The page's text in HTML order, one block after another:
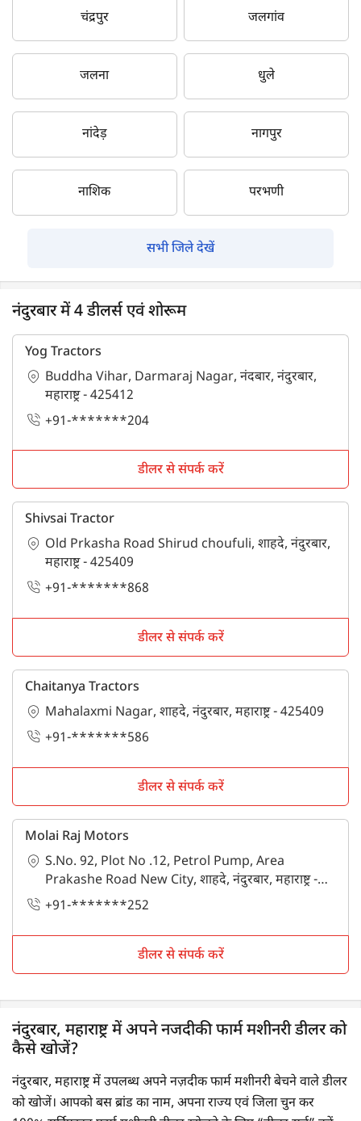
चंद्रपुर जलगांव
जलना धुले
नांदेड़ नागपुर
नाशिक परभणी
सभी जिले देखें
नंदुरबार में 4 डीलर्स एवं शोरूम
Yog Tractors
Buddha Vihar, Darmaraj Nagar, नंदबार, नंदुरबार,
महाराष्ट्र - 425412
+91-*******204
डीलर से संपर्क करें
Shivsai Tractor
Old Prkasha Road Shirud choufuli, शाहदे, नंदुरबार,
महाराष्ट्र - 425409
+91-*******868
डीलर से संपर्क करें
Chaitanya Tractors
Mahalaxmi Nagar, शाहदे, नंदुरबार, महाराष्ट्र - 425409
+91-*******586
डीलर से संपर्क करें
Molai Raj Motors
S.No. 92, Plot No .12, Petrol Pump, Area
Prakashe Road New City, शाहदे, नंदुरबार, महाराष्ट्र -
425409
+91-*******252
डीलर से संपर्क करें
नंदुरबार, महाराष्ट्र में अपने नजदीकी फार्म मशीनरी डीलर को
कैसे खोजें?
नंदुरबार, महाराष्ट्र में उपलब्ध अपने नज़दीक फार्म मशीनरी बेचने वाले डीलर
को खोजें। आपको बस ब्रांड का नाम, अपना राज्य एवं जिला चुन कर